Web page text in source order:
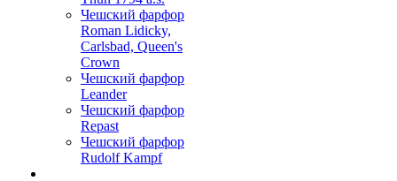
Чешский фарфор
Roman Lidicky,
Carlsbad, Queen's
Crown
Чешский фарфор
Leander
Чешский фарфор
Repast
Чешский фарфор
Rudolf Kampf